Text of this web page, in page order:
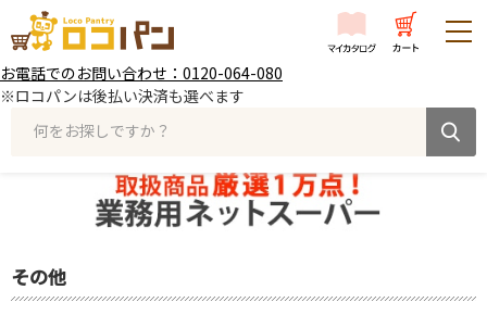
お電話でのお問い合わせ：0120-064-080
※ロコパンは後払い決済も選べます
何をお探しですか？
その他